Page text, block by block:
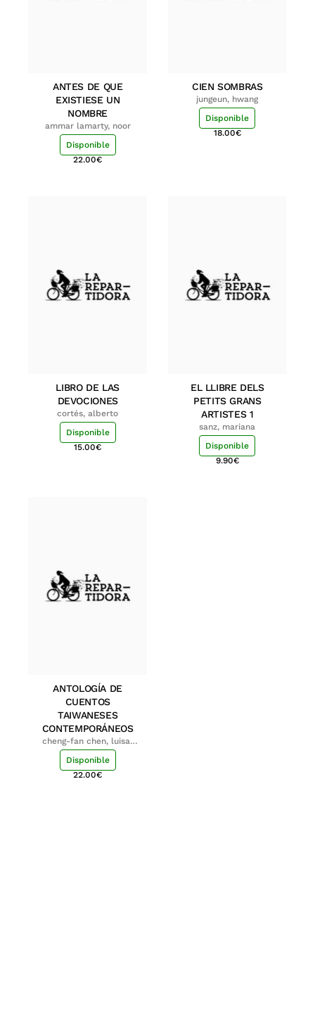
ANTES DE QUE
EXISTIESE UN
NOMBRE
ammar lamarty, noor
Disponible
22.00€
CIEN SOMBRAS
jungeun, hwang
Disponible
18.00€
LIBRO DE LAS
DEVOCIONES
cortés, alberto
Disponible
15.00€
EL LLIBRE DELS
PETITS GRANS
ARTISTES 1
sanz, mariana
Disponible
9.90€
ANTOLOGÍA DE
CUENTOS
TAIWANESES
CONTEMPORÁNEOS
cheng-fan chen, luisa;
shu-ying chang, luisa
Disponible
22.00€